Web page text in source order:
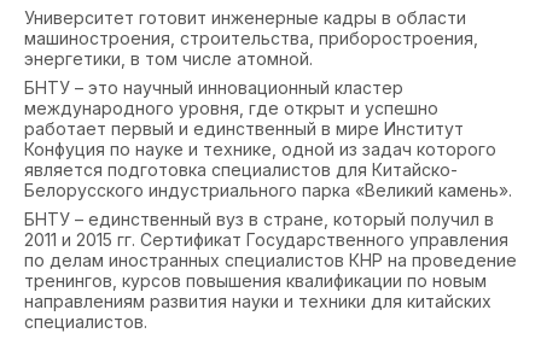
Университет готовит инженерные кадры в области
машиностроения, строительства, приборостроения,
энергетики, в том числе атомной.
БНТУ – это научный инновационный кластер
международного уровня, где открыт и успешно
работает первый и единственный в мире Институт
Конфуция по науке и технике, одной из задач которого
является подготовка специалистов для Китайско-
Белорусского индустриального парка «Великий камень».
БНТУ – единственный вуз в стране, который получил в
2011 и 2015 гг. Сертификат Государственного управления
по делам иностранных специалистов КНР на проведение
тренингов, курсов повышения квалификации по новым
направлениям развития науки и техники для китайских
специалистов.